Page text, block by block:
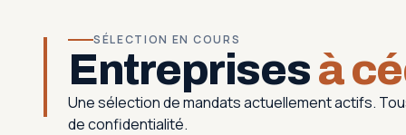
SÉLECTION EN COURS
Entreprisesà
Une sélection de mandats actuellement actifs.
de confidentialité.